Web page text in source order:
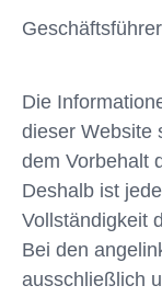
Die
dieser Website
dem Vorbehalt
Deshalb ist
Vollständigkeit
Bei den
ausschließlich